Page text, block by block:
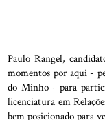
Paulo Rangel,
momentos por aqui -
do Minho - para
licenciatura em
bem posicionado para